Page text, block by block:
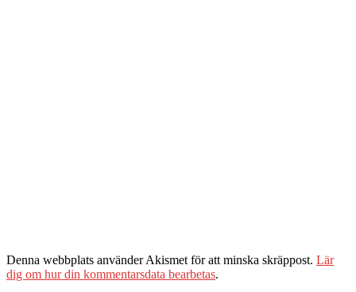
Denna webbplats använder Akismet för att minska skräppost. Lär
dig om hur din kommentarsdata bearbetas.